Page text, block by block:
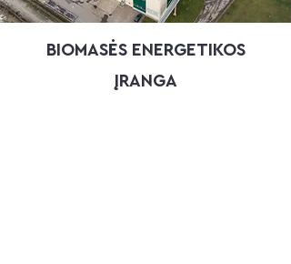
BIOMASĖS ENERGETIKOS
ĮRANGA